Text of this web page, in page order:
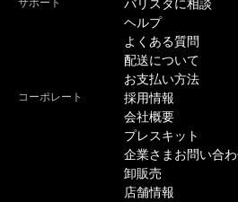
ヘルプ
よくある質問
配送について
お支払い方法
コーポレート
採用情報
会社概要
プレスキット
企業さまお問い合
卸販売
店舗情報